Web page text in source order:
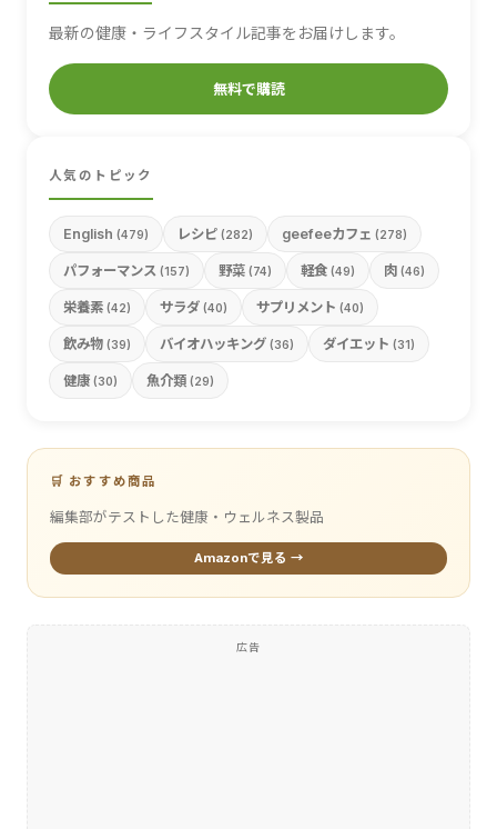
最新の健康・ライフスタイル記事をお届けします。
無料で購読
人気のトピック
English (479) レシピ (282) geefeeカフェ (278)
パフォーマンス (157) 野菜 (74) 軽食 (49) 肉 (46)
栄養素 (42) サラダ (40) サプリメント (40)
飲み物 (39) バイオハッキング (36) ダイエット (31)
健康 (30) 魚介類 (29)
🛒 おすすめ商品
編集部がテストした健康・ウェルネス製品
Amazonで見る →
広告